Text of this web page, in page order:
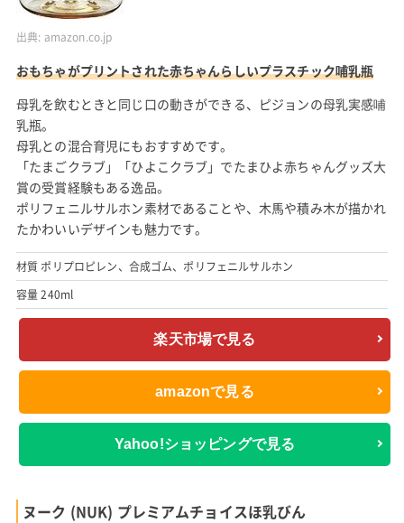
出典: amazon.co.jp
おもちゃがプリントされた赤ちゃんらしいプラスチック哺乳瓶
母乳を飲むときと同じ口の動きができる、ピジョンの母乳実感哺
乳瓶。
母乳との混合育児にもおすすめです。
「たまごクラブ」「ひよこクラブ」でたまひよ赤ちゃんグッズ大
賞の受賞経験もある逸品。
ポリフェニルサルホン素材であることや、木馬や積み木が描かれ
たかわいいデザインも魅力です。
材質 ポリプロピレン、合成ゴム、ポリフェニルサルホン
容量 240ml
楽天市場で見る
amazonで見る
Yahoo!ショッピングで見る
ヌーク (NUK) プレミアムチョイスほ乳びん